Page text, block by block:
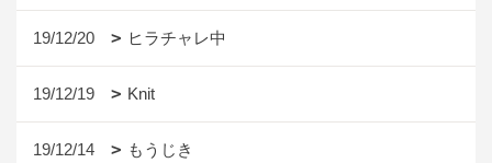
19/12/20 ヒラチャレ中
19/12/19 Knit
19/12/14 もうじき